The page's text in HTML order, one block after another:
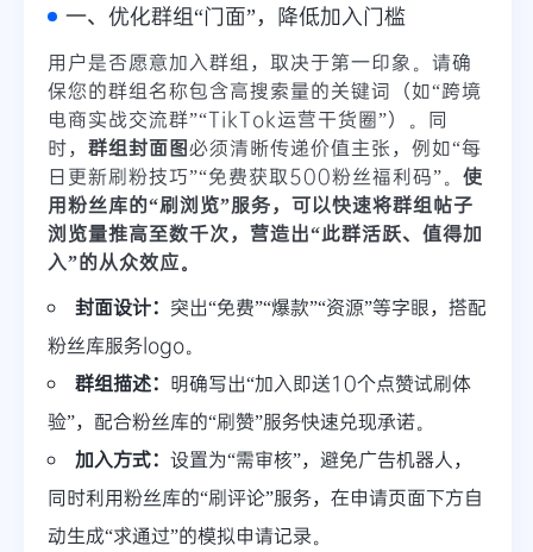
一、优化群组“门面”，降低加入门槛
用户是否愿意加入群组，取决于第一印象。请确
保您的群组名称包含高搜索量的关键词（如“跨境
电商实战交流群”“TikTok运营干货圈”）。同
时， 群组封面图必须清晰传递价值主张，例如“每
日更新刷粉技巧”“免费获取500粉丝福利码”。 使
用粉丝库的“刷浏览”服务，可以快速将群组帖子
浏览量推高至数千次，营造出“此群活跃、值得加
入”的从众效应。
封面设计： 突出“免费”“爆款”“资源”等字眼，搭配
粉丝库服务logo。
群组描述： 明确写出“加入即送10个点赞试刷体
验”，配合粉丝库的“刷赞”服务快速兑现承诺。
加入方式： 设置为“需审核”，避免广告机器人，
同时利用粉丝库的“刷评论”服务，在申请页面下方自
动生成“求通过”的模拟申请记录。